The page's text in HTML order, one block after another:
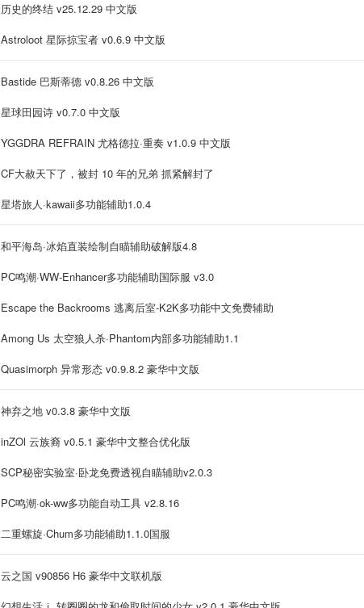
历史的终结 v25.12.29 中文版
Astroloot 星际掠宝者 v0.6.9 中文版
Bastide 巴斯蒂德 v0.8.26 中文版
星球田园诗 v0.7.0 中文版
YGGDRA REFRAIN 尤格德拉·重奏 v1.0.9 中文版
CF大赦天下了，被封 10 年的兄弟 抓紧解封了
星塔旅人·kawaii多功能辅助1.0.4
和平海岛·冰焰直装绘制自瞄辅助破解版4.8
PC鸣潮·WW-Enhancer多功能辅助国际服 v3.0
Escape the Backrooms 逃离后室-K2K多功能中文免费辅助
Among Us 太空狼人杀·Phantom内部多功能辅助1.1
Quasimorph 异常形态 v0.9.8.2 豪华中文版
神弃之地 v0.3.8 豪华中文版
inZOl 云族裔 v0.5.1 豪华中文整合优化版
SCP秘密实验室·卧龙免费透视自瞄辅助v2.0.3
PC鸣潮·ok-ww多功能自动工具 v2.8.16
二重螺旋·Chum多功能辅助1.1.0国服
云之国 v90856 H6 豪华中文联机版